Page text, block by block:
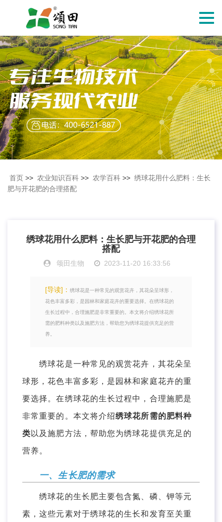
切
导
航
首页 >> 农业知识百科 >> 农学百科 >> 绣球花用什么肥料：生长
肥与开花肥的合理搭配
绣球花用什么肥料：生长肥与开花肥的合理
搭配
颂田生物 2023-11-20 16:33:56
[导读]： 绣球花是一种常见的观赏花卉，其花朵呈球形，
花色丰富多彩，是园林和家庭花卉的重要选择。在绣球花的
生长过程中，合理施肥是非常重要的。本文将介绍绣球花所
需的肥料种类以及施肥方法，帮助您为绣球花提供充足的营
养。
绣球花是一种常见的观赏花卉，其花朵呈
球形，花色丰富多彩，是园林和家庭花卉的重
要选择。在绣球花的生长过程中，合理施肥是
非常重要的。本文将介绍绣球花所需的肥料种
类 以及施肥方法，帮助您为绣球花提供充足的
营养。
一、生长肥的需求
绣球花的生长肥主要包含氮、磷、钾等元
素，这些元素对于绣球花的生长和发育至关重